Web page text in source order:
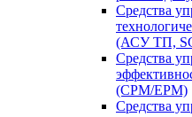
Средства
(АСУ ТП,
Средства
(CPM/EPM)
Средства